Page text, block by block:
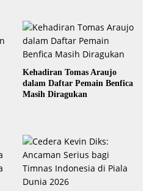
Kehadiran Tomas Araujo
dalam Daftar Pemain Benfica
Masih Diragukan